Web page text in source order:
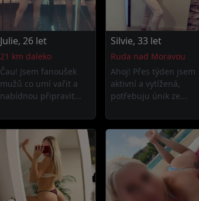
Julie, 26 let
21 km daleko
Čau! Jsem fanoušek
mužů co umí vařit a
nabídnou připravit...
Silvie, 33 let
Ruda nad Moravou
Ahoj! Přes týden jsem
aktivní a vytížená,
potřebuju únik ze...